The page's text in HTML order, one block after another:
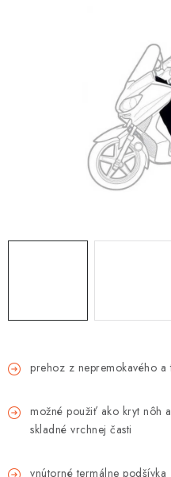
NÁPLNE A KVAPALINY
NÁHRADNÉ DIELY
MONTÁŽNE SLUŽBY
Tabuľky veľkostí odevov,
prehoz z nepremokavého
možné použiť ako kryt nôh
skladné vrchnej časti
vnútorné termálne podšívka